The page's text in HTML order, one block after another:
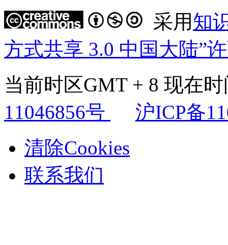
采用知
方式共享 3.0 中国大陆”
当前时区GMT + 8 现在
11046856号
沪ICP备
清除Cookies
联系我们